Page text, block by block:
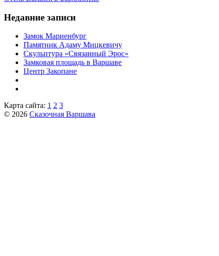
Недавние записи
Замок Мариенбург
Памятник Адаму Мицкевичу
Скульптура «Связанный Эрос»
Замковая площадь в Варшаве
Центр Закопане
Карта сайта: 1 2 3
© 2026 Сказочная Варшава